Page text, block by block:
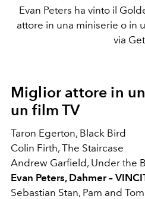
Evan Peters ha vinto il
attore in una miniserie o in
via
Miglior attore in
un film TV
Taron Egerton, Black Bird
Colin Firth, The Staircase
Andrew Garfield, Under the
Evan Peters, Dahmer –
Sebastian Stan, Pam and